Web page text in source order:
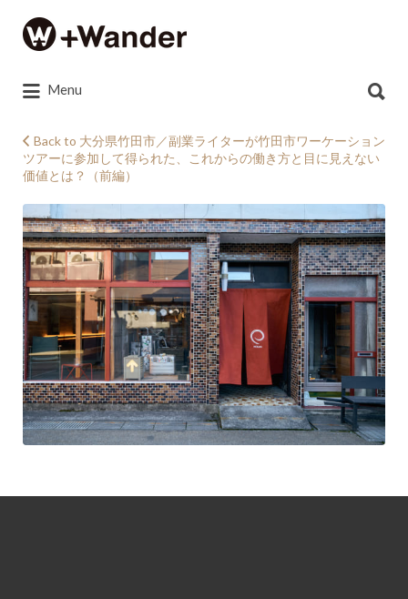
Search
for:
Menu
for:
+Wander_taketa_149
Back to 大分県竹田市／副業ライターが竹田市ワーケーション
ツアーに参加して得られた、これからの働き方と目に見えない
価値とは？（前編）